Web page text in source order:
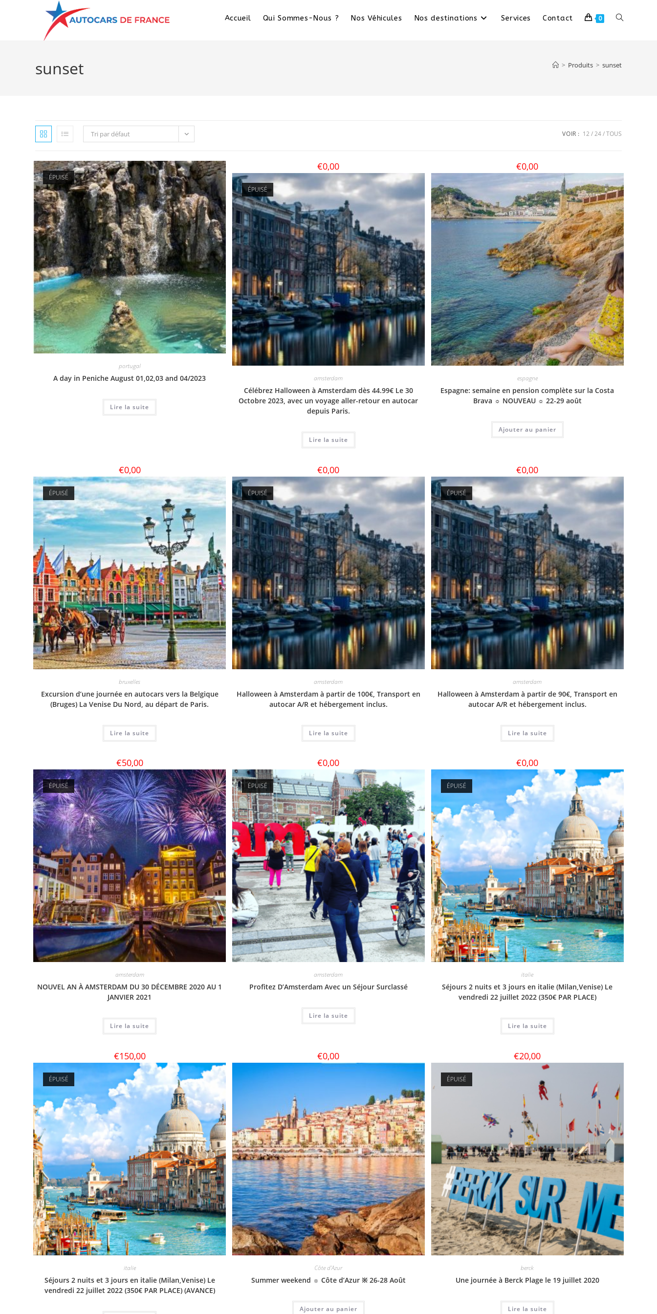
Accueil Qui Sommes-Nous ? Nos Véhicules Nos destinations Services Contact 0
sunset > Produits > sunset
Tri par défaut VOIR : 12 24 TOUS
ÉPUISÉ
portugal
A day in Peniche August 01,02,03 and 04/2023
Lire la suite
€0,00
ÉPUISÉ
amsterdam
Célébrez Halloween à Amsterdam dès 44.99€ Le 30
Octobre 2023, avec un voyage aller-retour en autocar
depuis Paris.
Lire la suite
€0,00
espagne
Espagne: semaine en pension complète sur la Costa
Brava ☼ NOUVEAU ☼ 22-29 août
Ajouter au panier
€0,00
ÉPUISÉ
bruxelles
Excursion d’une journée en autocars vers la Belgique
(Bruges) La Venise Du Nord, au départ de Paris.
Lire la suite
€0,00
ÉPUISÉ
amsterdam
Halloween à Amsterdam à partir de 100€, Transport en
autocar A/R et hébergement inclus.
Lire la suite
€0,00
ÉPUISÉ
amsterdam
Halloween à Amsterdam à partir de 90€, Transport en
autocar A/R et hébergement inclus.
Lire la suite
€50,00
ÉPUISÉ
amsterdam
NOUVEL AN À AMSTERDAM DU 30 DÉCEMBRE 2020 AU 1
JANVIER 2021
Lire la suite
€0,00
ÉPUISÉ
amsterdam
Profitez D’Amsterdam Avec un Séjour Surclassé
Lire la suite
€0,00
ÉPUISÉ
italie
Séjours 2 nuits et 3 jours en italie (Milan,Venise) Le
vendredi 22 juillet 2022 (350€ PAR PLACE)
Lire la suite
€150,00
ÉPUISÉ
italie
Séjours 2 nuits et 3 jours en italie (Milan,Venise) Le
vendredi 22 juillet 2022 (350€ PAR PLACE) (AVANCE)
€0,00
Côte d'Azur
Summer weekend ☼ Côte d’Azur ※ 26-28 Août
Ajouter au panier
€20,00
ÉPUISÉ
berck
Une journée à Berck Plage le 19 juillet 2020
Lire la suite